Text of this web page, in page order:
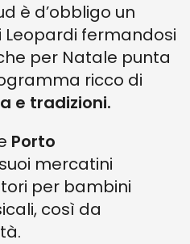
è d’obbligo un
fermandosi
per Natale punta
ricco di
e tradizioni.
Porto
mercatini
per bambini
così da